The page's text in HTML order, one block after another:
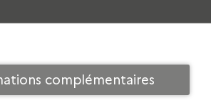
complémentaires